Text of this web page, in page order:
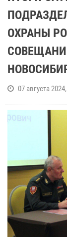
ОХРАНЫ
07 августа